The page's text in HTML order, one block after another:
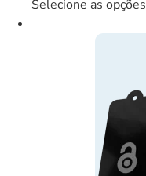
Selecione as opções